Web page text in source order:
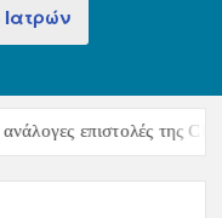
επιστολές της